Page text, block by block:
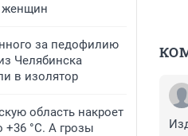
женщин
за педофилию
Челябинска
в изолятор
область накроет
+36 °C. А грозы